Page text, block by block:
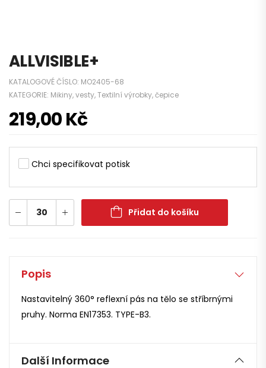
ALLVISIBLE+
KATALOGOVÉ ČÍSLO: MO2405-68
KATEGORIE: Mikiny, vesty,Textilní výrobky, čepice
219,00Kč
Chci specifikovat potisk
Přidat do košíku
Popis
Nastavitelný 360° reflexní pás na tělo se stříbrnými
pruhy. Norma EN17353. TYPE-B3.
Další Informace